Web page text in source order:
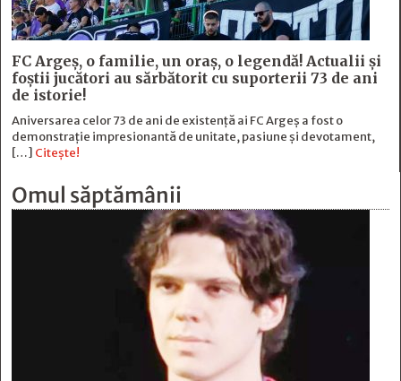
FC Argeş, o familie, un oraș, o legendă! Actualii şi
foştii jucători au sărbătorit cu suporterii 73 de ani
de istorie!
Aniversarea celor 73 de ani de existență ai FC Argeș a fost o
demonstrație impresionantă de unitate, pasiune și devotament,
[…] Citește!
Omul săptămânii